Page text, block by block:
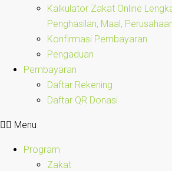
Kalkulator Zakat Online
Penghasilan, Maal,
Konfirmasi Pembayaran
Pengaduan
Pembayaran
Daftar Rekening
Daftar QR Donasi
Menu
Program
Zakat